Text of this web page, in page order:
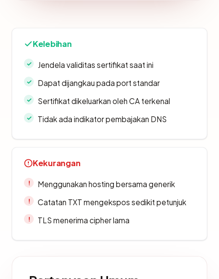
Kelebihan
Jendela validitas sertifikat saat ini
Dapat dijangkau pada port standar
Sertifikat dikeluarkan oleh CA terkenal
Tidak ada indikator pembajakan DNS
Kekurangan
Menggunakan hosting bersama generik
Catatan TXT mengekspos sedikit petunjuk
TLS menerima cipher lama